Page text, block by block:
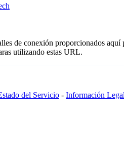
de conexión proporcionados aquí
utilizando estas URL.
del Servicio - Información Legal